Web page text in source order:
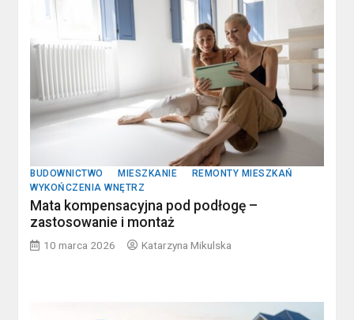
BUDOWNICTWO MIESZKANIE
REMONTY MIESZKAŃ
WYKOŃCZENIA WNĘTRZ
Mata kompensacyjna pod podłogę –
zastosowanie i montaż
10 marca 2026 Katarzyna Mikulska